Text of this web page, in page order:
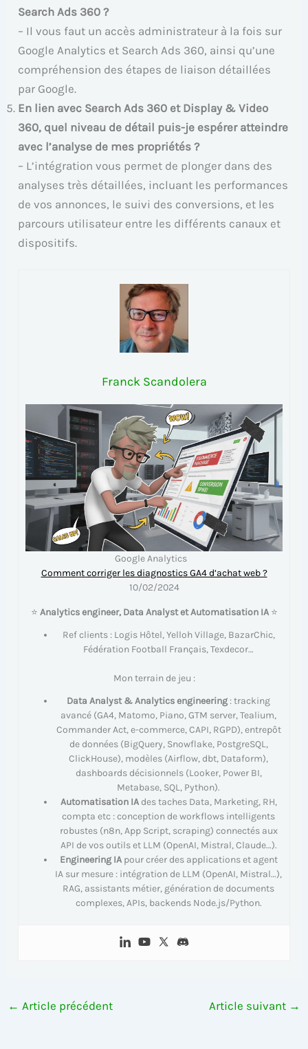
Search Ads 360 ?
– Il vous faut un accès administrateur à la fois sur
Google Analytics et Search Ads 360, ainsi qu’une
compréhension des étapes de liaison détaillées
par Google.
En lien avec Search Ads 360 et Display & Video
360, quel niveau de détail puis-je espérer atteindre
avec l’analyse de mes propriétés ?
– L’intégration vous permet de plonger dans des
analyses très détaillées, incluant les performances
de vos annonces, le suivi des conversions, et les
parcours utilisateur entre les différents canaux et
dispositifs.
Franck Scandolera
Google Analytics
Comment corriger les diagnostics GA4 d’achat web ?
10/02/2024
⭐ Analytics engineer, Data Analyst et Automatisation IA⭐
Ref clients : Logis Hôtel, Yelloh Village, BazarChic,
Fédération Football Français, Texdecor…
Mon terrain de jeu :
Data Analyst & Analytics engineering : tracking
avancé (GA4, Matomo, Piano, GTM server, Tealium,
Commander Act, e-commerce, CAPI, RGPD), entrepôt
de données (BigQuery, Snowflake, PostgreSQL,
ClickHouse), modèles (Airflow, dbt, Dataform),
dashboards décisionnels (Looker, Power BI,
Metabase, SQL, Python).
Automatisation IAdes taches Data, Marketing, RH,
compta etc : conception de workflows intelligents
robustes (n8n, App Script, scraping) connectés aux
API de vos outils et LLM (OpenAI, Mistral, Claude…).
Engineering IApour créer des applications et agent
IA sur mesure : intégration de LLM (OpenAI, Mistral…),
RAG, assistants métier, génération de documents
complexes, APIs, backends Node.js/Python.
← Article précédent Article suivant →